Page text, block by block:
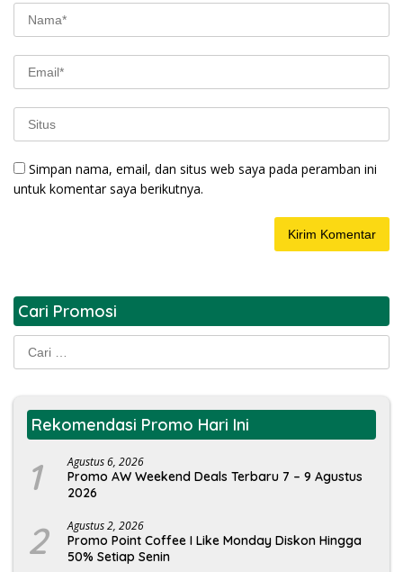
Simpan nama, email, dan situs web saya pada peramban ini
untuk komentar saya berikutnya.
Cari Promosi
Cari
untuk:
Rekomendasi Promo Hari Ini
1 Agustus 6, 2026
Promo AW Weekend Deals Terbaru 7 – 9 Agustus
2026
2 Agustus 2, 2026
Promo Point Coffee I Like Monday Diskon Hingga
50% Setiap Senin